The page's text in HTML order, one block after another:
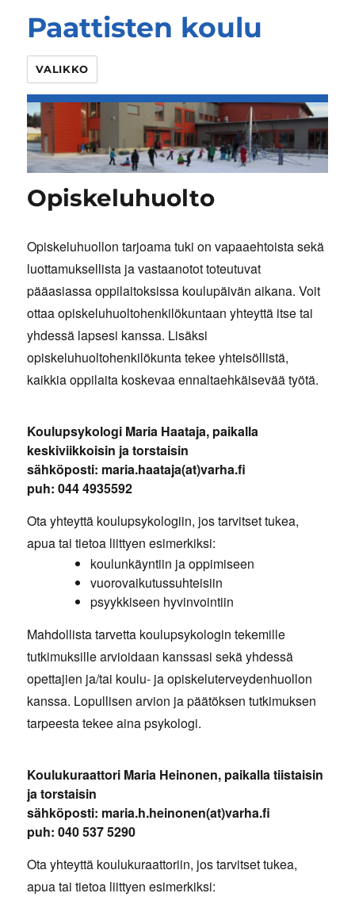
Paattisten koulu
VALIKKO
Opiskeluhuolto
Opiskeluhuollon tarjoama tuki on vapaaehtoista sekä
luottamuksellista ja vastaanotot toteutuvat
pääasiassa oppilaitoksissa koulupäivän aikana. Voit
ottaa opiskeluhuoltohenkilökuntaan yhteyttä itse tai
yhdessä lapsesi kanssa. Lisäksi
opiskeluhuoltohenkilökunta tekee yhteisöllistä,
kaikkia oppilaita koskevaa ennaltaehkäisevää työtä.
Koulupsykologi Maria Haataja, paikalla
keskiviikkoisin ja torstaisin
sähköposti: maria.haataja(at)varha.fi
puh: 044 4935592
Ota yhteyttä koulupsykologiin, jos tarvitset tukea,
apua tai tietoa liittyen esimerkiksi:
koulunkäyntiin ja oppimiseen
vuorovaikutussuhteisiin
psyykkiseen hyvinvointiin
Mahdollista tarvetta koulupsykologin tekemille
tutkimuksille arvioidaan kanssasi sekä yhdessä
opettajien ja/tai koulu- ja opiskeluterveydenhuollon
kanssa. Lopullisen arvion ja päätöksen tutkimuksen
tarpeesta tekee aina psykologi.
Koulukuraattori Maria Heinonen, paikalla tiistaisin
ja torstaisin
sähköposti: maria.h.heinonen(at)varha.fi
puh: 040 537 5290
Ota yhteyttä koulukuraattoriin, jos tarvitset tukea,
apua tai tietoa liittyen esimerkiksi: